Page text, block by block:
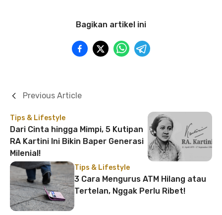
Bagikan artikel ini
Tips & Lifestyle
Dari Cinta hingga Mimpi, 5 Kutipan
RA Kartini Ini Bikin Baper Generasi
Milenial!
Previous Article
Tips & Lifestyle
3 Cara Mengurus ATM Hilang atau
Tertelan, Nggak Perlu Ribet!